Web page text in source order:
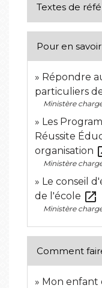
Textes de
Pour en
Répondre
particuliers
Ministère
Les
Réussite
organisation
Ministère
Le conseil
de l'école open_in_new
Ministère
Comment
Mon enfant